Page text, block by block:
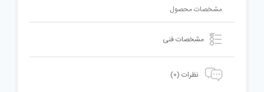
مشخصات محصول
مشخصات فنی
نظرات (0)